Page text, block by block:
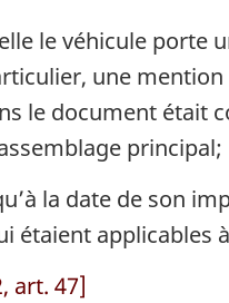
le véhicule porte
une
le document
principal;
la date de son
applicables
art. 47]